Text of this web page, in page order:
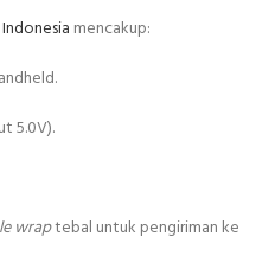
mencakup:
5.0V).
wraptebal untuk pengiriman ke